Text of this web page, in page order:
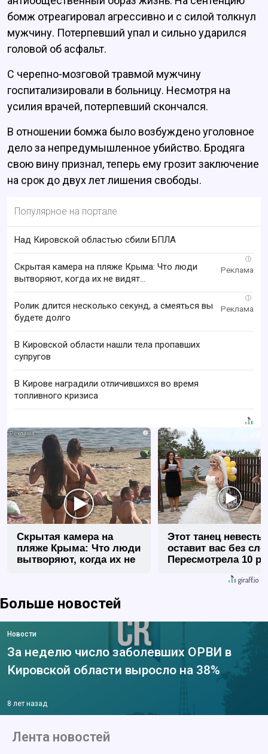
бомж отреагировал агрессивно и с силой толкнул
мужчину. Потерпевший упал и сильно ударился
головой об асфальт.
С черепно-мозговой травмой мужчину
госпитализировали в больницу. Несмотря на
усилия врачей, потерпевший скончался.
В отношении бомжа было возбуждено уголовное
дело за непредумышленное убийство. Бродяга
свою вину признал, теперь ему грозит заключение
на срок до двух лет лишения свободы.
Популярное на портале
Над Кировской областью сбили БПЛА
i
Скрытая камера на пляже Крыма: Что люди
вытворяют, когда их не видят...
i
Ролик длится несколько секунд, а смеяться вы
будете долго
В Кировской области нашли тела пропавших
супругов
В Кирове наградили отличившихся во время
топливного кризиса
i
Скрытая камера на
пляже Крыма: Что люди
вытворяют, когда их не
Этот танец невесты
оставит вас без
Пересмотрела 10
Больше новостей
Новости
За неделю число заболевших ОРВИ в
Кировской области выросло на 38%
8 лет назад
Лента новостей